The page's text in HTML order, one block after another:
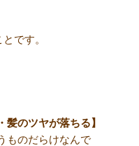
とです。
髪のツヤが落ちる】
ものだらけなんで